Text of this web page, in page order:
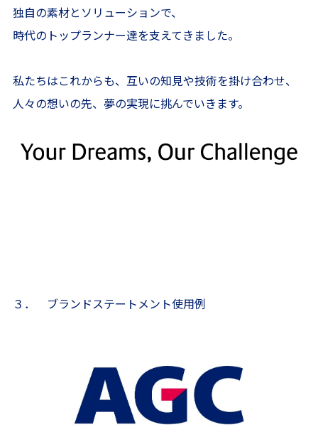
独自の素材とソリューションで、
時代のトップランナー達を支えてきました。
私たちはこれからも、互いの知見や技術を掛け合わせ、
人々の想いの先、夢の実現に挑んでいきます。
３． ブランドステートメント使用例